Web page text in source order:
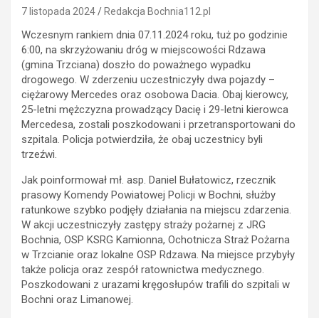
7 listopada 2024 Redakcja Bochnia112.pl
Wczesnym rankiem dnia 07.11.2024 roku, tuż po godzinie
6:00, na skrzyżowaniu dróg w miejscowości Rdzawa
(gmina Trzciana) doszło do poważnego wypadku
drogowego. W zderzeniu uczestniczyły dwa pojazdy –
ciężarowy Mercedes oraz osobowa Dacia. Obaj kierowcy,
25-letni mężczyzna prowadzący Dacię i 29-letni kierowca
Mercedesa, zostali poszkodowani i przetransportowani do
szpitala. Policja potwierdziła, że obaj uczestnicy byli
trzeźwi.
Jak poinformował mł. asp. Daniel Bułatowicz, rzecznik
prasowy Komendy Powiatowej Policji w Bochni, służby
ratunkowe szybko podjęły działania na miejscu zdarzenia.
W akcji uczestniczyły zastępy straży pożarnej z JRG
Bochnia, OSP KSRG Kamionna, Ochotnicza Straż Pożarna
w Trzcianie oraz lokalne OSP Rdzawa. Na miejsce przybyły
także policja oraz zespół ratownictwa medycznego.
Poszkodowani z urazami kręgosłupów trafili do szpitali w
Bochni oraz Limanowej.